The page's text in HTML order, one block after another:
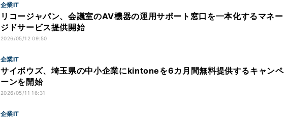
企業IT
リコージャパン、会議室のAV機器の運用サポート窓口を一本化するマネー
ジドサービス提供開始
2026/05/12 09:50
企業IT
サイボウズ、埼玉県の中小企業にkintoneを6カ月間無料提供するキャンペ
ーンを開始
2026/05/11 16:31
企業IT